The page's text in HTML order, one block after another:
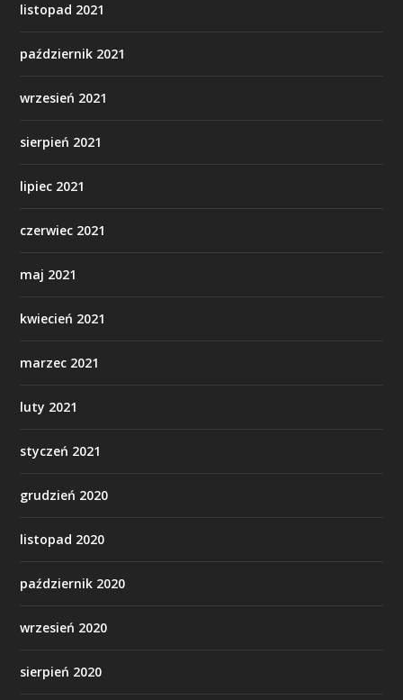
listopad 2021
październik 2021
wrzesień 2021
sierpień 2021
lipiec 2021
czerwiec 2021
maj 2021
kwiecień 2021
marzec 2021
luty 2021
styczeń 2021
grudzień 2020
listopad 2020
październik 2020
wrzesień 2020
sierpień 2020